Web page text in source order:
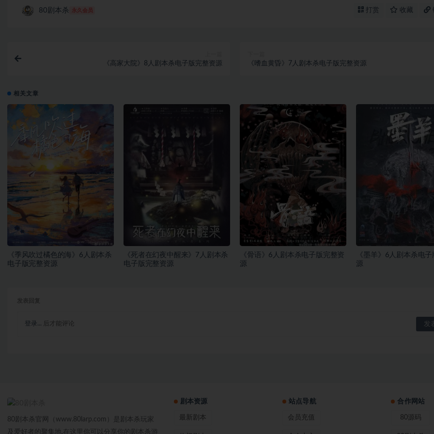
80剧本杀 永久会员 打赏 收藏
《高家大院》8人剧本杀电子版完整资源 《嗜血黄昏》7人剧本杀电子版完整资源
相关文章
《季风吹过橘色的海》6人剧本杀
电子版完整资源
《死者在幻夜中醒来》7人剧本杀
电子版完整资源
《骨语》6人剧本杀电子版完整资
源
《墨羊》6人剧本杀电
源
登录... 后才能评论
80剧本杀官网（www.80larp.com）是剧本杀玩家
及爱好者的聚集地,在这里你可以分享你的剧本杀游
剧本资源
最新剧本
站点导航
会员充值
合作网站
80源码